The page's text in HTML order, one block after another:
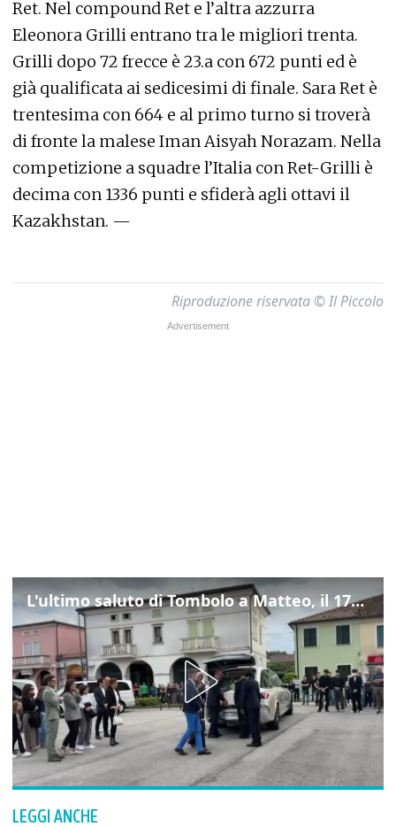
Ret. Nel compound Ret e l’altra azzurra
Eleonora Grilli entrano tra le migliori trenta.
Grilli dopo 72 frecce è 23.a con 672 punti ed è
già qualificata ai sedicesimi di finale. Sara Ret è
trentesima con 664 e al primo turno si troverà
di fronte la malese Iman Aisyah Norazam. Nella
competizione a squadre l’Italia con Ret-Grilli è
decima con 1336 punti e sfiderà agli ottavi il
Kazakhstan. —
Riproduzione riservata © Il Piccolo
L'ultimo saluto di Tombolo a Matteo, il 17enne morto di tumore. Il video
LEGGI ANCHE